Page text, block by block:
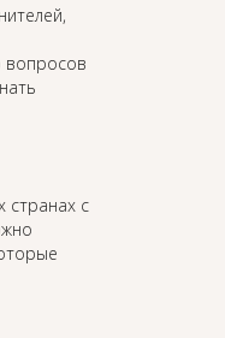
вопросов
странах с